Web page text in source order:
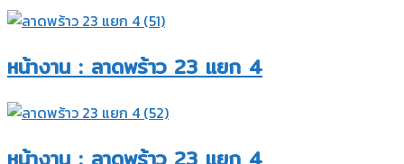
หน้างาน : ลาดพร้าว 23 แยก 4​